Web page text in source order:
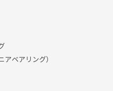
ベアリング）